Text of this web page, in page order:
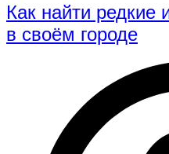
Как найти редкие
в своём городе